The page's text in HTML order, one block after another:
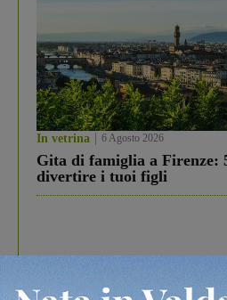
In vetrina 6 Agosto 2026
Gita di famiglia a Firenze:
divertire i tuoi figli